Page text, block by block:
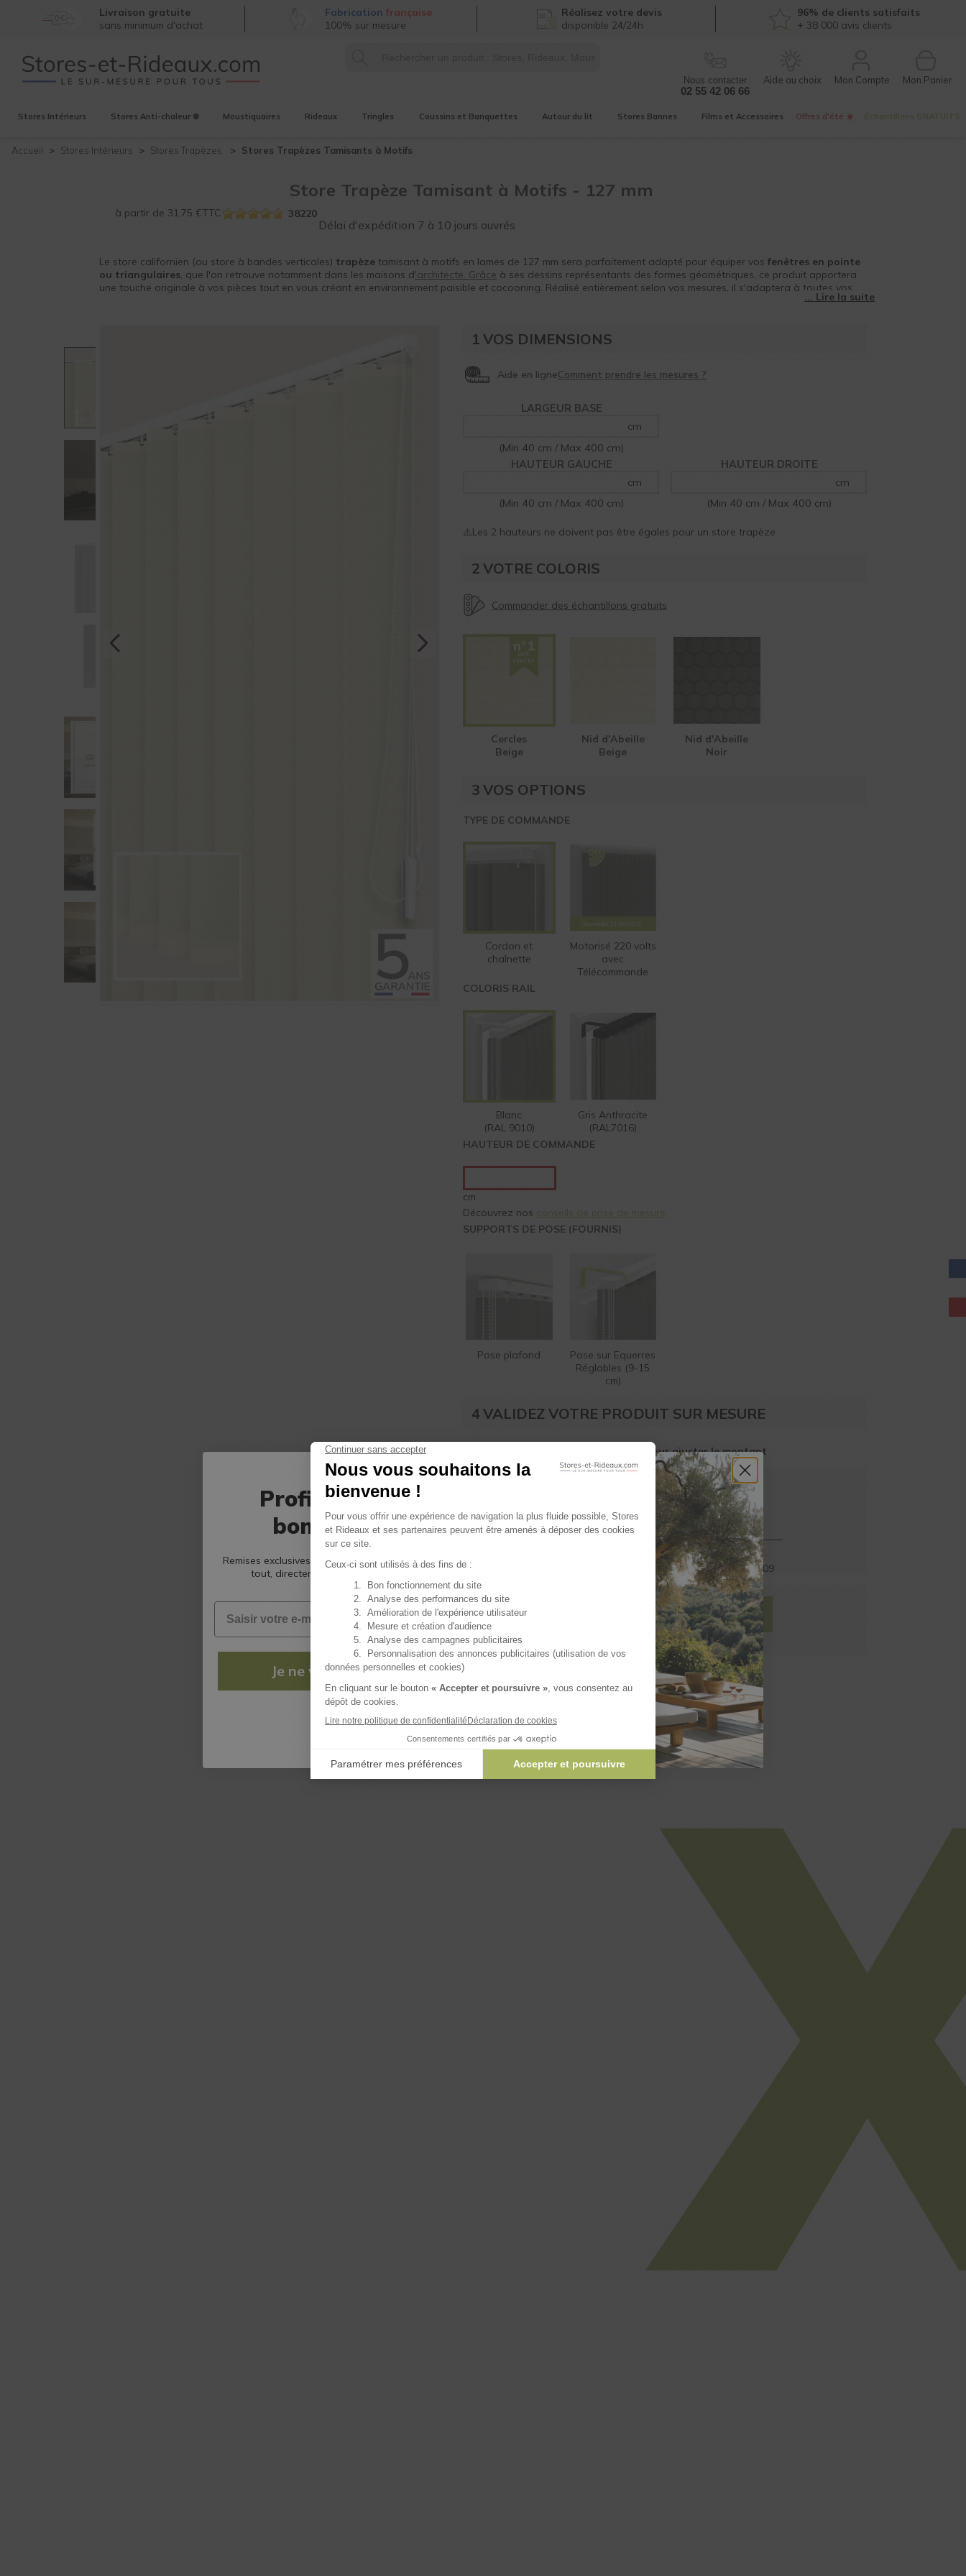
Livraison gratuite
sans minimum d'achat
Fabrication française
100% sur mesure
Réalisezvotre devis
disponible 24/24h
96% de clients satisfaits
+ 38 000avis clients
Nous contacter
02 55 42 06 66
Mon Compte
Stores Intérieurs Stores Anti-chaleur ❄️ Moustiquaires Rideaux Tringles Coussins et Banquettes Autour du lit Stores Bannes Films et Accessoires Offres d'été ☀️ Echantillons GRATUITS
Accueil Stores Intérieurs Stores Trapèzes Stores Trapèzes Tamisants à Motifs
Store Trapèze Tamisant à Motifs - 127 mm
à partir de 31,75 €TTC 38220
Délai d'expédition 7 à 10 jours ouvrés
Le store californien (ou store à bandes verticales) trapèze tamisant à motifs en lames de 127 mm sera parfaitement adapté pour équiper vos fenêtres en pointe
ou triangulaires, que l'on retrouve notamment dans les maisons d'architecte. Grâce à ses dessins représentants des formes géométriques, ce produit apportera
une touche originale à vos pièces tout en vous créant en environnement paisible et cocooning. Réalisé entièrement selon vos mesures, il s'adaptera à toutes vos
1 VOS DIMENSIONS
Aide en ligne
LARGEUR BASE
cm
(Min 40 cm / Max 400 cm)
HAUTEUR GAUCHE
cm
(Min 40 cm / Max 400 cm)
HAUTEUR DROITE
cm
(Min 40 cm / Max 400 cm)
⚠️Les 2 hauteurs ne doivent pas être égales pour un store trapèze
2 VOTRE COLORIS
Cercles
Beige
Nid d'Abeille
Beige
Nid d'Abeille
Noir
3 VOS OPTIONS
TYPE DE COMMANDE
Cordon et
chaînette
Disponibilité 31/08/2026
Motorisé 220 volts
avec
Télécommande
COLORIS RAIL
Blanc
(RAL 9010)
Gris Anthracite
(RAL7016)
HAUTEUR DE COMMANDE
cm
Découvrez nos conseils de prise de mesure
SUPPORTS DE POSE (FOURNIS)
Pose plafond
Pose sur Equerres
Réglables (9-15
cm)
4 VALIDEZ VOTRE PRODUIT SUR MESURE
Veuillez renseigner vos dimensions pour ajuster le montant
à partir de
31,75€TTC
Expédition gratuite en France mercredi 02/09 etlundi 07/09
AJOUTER AU PANIER
Profitez de nos
bons plans !
Remises exclusives, bons plans et conseils : recevez
tout, directement dans votre boîte mail.
Email
Je ne veux rien rater !
Non, merci